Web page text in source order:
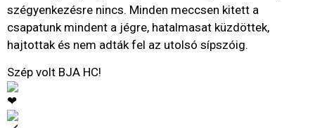
szégyenkezésre nincs. Minden meccsen kitett a
csapatunk mindent a jégre, hatalmasat küzdöttek,
hajtottak és nem adták fel az utolsó sípszóig.
Szép volt BJA HC!